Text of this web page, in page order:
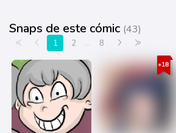
Snaps de este cómic (43)
Primera página
Anterior
1 2 ... 8 Siguiente